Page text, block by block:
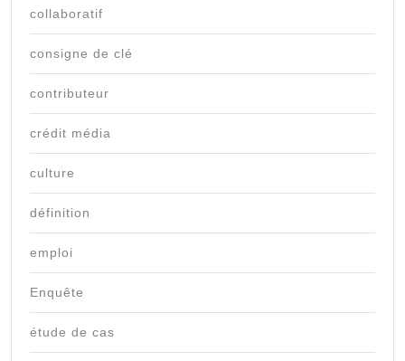
collaboratif
consigne de clé
contributeur
crédit média
culture
définition
emploi
Enquête
étude de cas